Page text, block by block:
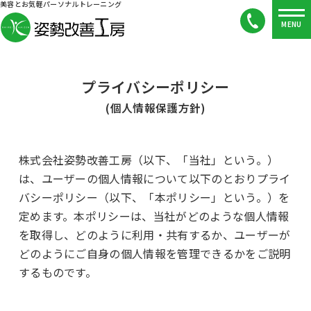
MENU
プライバシーポリシー
(個人情報保護方針)
株式会社姿勢改善工房（以下、「当社」という。）
は、ユーザーの個人情報について以下のとおりプライ
バシーポリシー（以下、「本ポリシー」という。）を
定めます。本ポリシーは、当社がどのような個人情報
を取得し、どのように利用・共有するか、ユーザーが
どのようにご自身の個人情報を管理できるかをご説明
するものです。